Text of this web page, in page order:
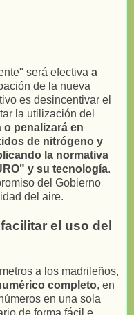
será efectiva a
de la nueva
es desincentivar el
la utilización del
penalizará en
de nitrógeno y
la normativa
y su tecnología.
del Gobierno
del aire.
el uso del
a los madrileños,
completo, en
en una sola
de forma fácil e